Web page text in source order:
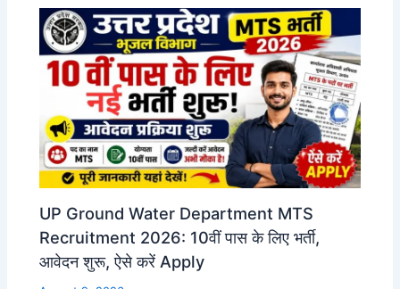
UP Ground Water Department MTS
Recruitment 2026: 10वीं पास के लिए भर्ती,
आवेदन शुरू, ऐसे करें Apply